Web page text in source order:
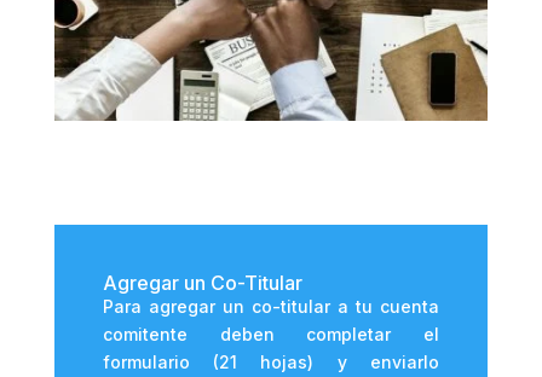
Agregar un Co-Titular
Para agregar un co-titular a tu cuenta
comitente deben completar el
formulario (21 hojas) y enviarlo